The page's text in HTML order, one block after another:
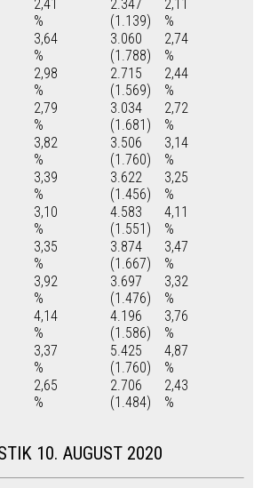
2,41
%
2.347
(1.139)
2,11
%
3,64
%
3.060
(1.788)
2,74
%
2,98
%
2.715
(1.569)
2,44
%
2,79
%
3.034
(1.681)
2,72
%
3,82
%
3.506
(1.760)
3,14
%
3,39
%
3.622
(1.456)
3,25
%
3,10
%
4.583
(1.551)
4,11
%
3,35
%
3.874
(1.667)
3,47
%
3,92
%
3.697
(1.476)
3,32
%
4,14
%
4.196
(1.586)
3,76
%
3,37
%
5.425
(1.760)
4,87
%
2,65
%
2.706
(1.484)
2,43
%
10. AUGUST 2020